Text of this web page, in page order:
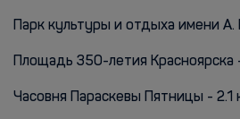
Парк культуры и отдыха имени А.
Площадь 350-летия Красноярска
Часовня Параскевы Пятницы - 2.1